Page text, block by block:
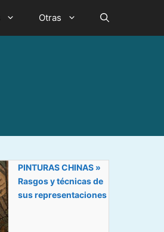
Otras
PINTURAS CHINAS »
Rasgos y técnicas de
sus representaciones